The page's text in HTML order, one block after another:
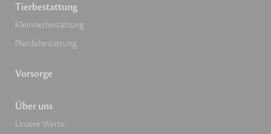
Tierbestattung
Kleintierbestattung
Pferdebestattung
Vorsorge
Über uns
Unsere Werte